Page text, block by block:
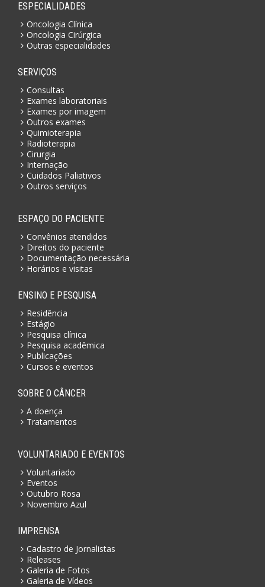
ESPECIALIDADES
Oncologia Clínica
Oncologia Cirúrgica
Outras especialidades
SERVIÇOS
Consultas
Exames laboratoriais
Exames por imagem
Outros exames
Quimioterapia
Radioterapia
Cirurgia
Internação
Cuidados Paliativos
Outros serviços
ESPAÇO DO PACIENTE
Convênios atendidos
Direitos do paciente
Documentação necessária
Horários e visitas
ENSINO E PESQUISA
Residência
Estágio
Pesquisa clínica
Pesquisa acadêmica
Publicações
Cursos e eventos
SOBRE O CÂNCER
A doença
Tratamentos
VOLUNTARIADO E EVENTOS
Voluntariado
Eventos
Outubro Rosa
Novembro Azul
IMPRENSA
Cadastro de Jornalistas
Releases
Galeria de Fotos
Galeria de Vídeos